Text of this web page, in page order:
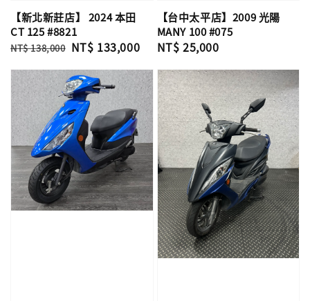
【新北新莊店】 2024 本田
CT 125 #8821
Regular
NT$ 138,000 Sale
NT$ 133,000
【台中太平店】2009 光陽
MANY 100 #075
Regular
NT$ 25,000